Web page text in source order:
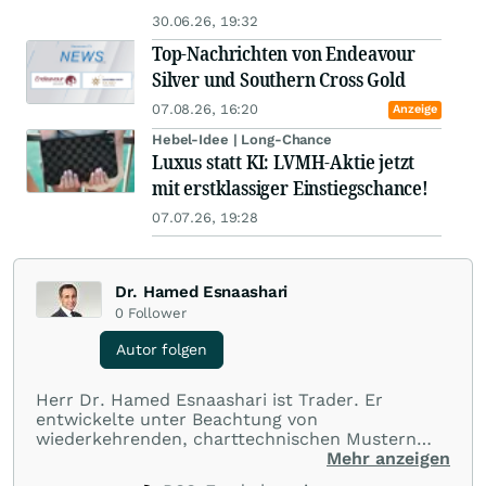
30.06.26, 19:32
Top-Nachrichten von Endeavour
Silver und Southern Cross Gold
07.08.26, 16:20 Anzeige
Hebel-Idee | Long-Chance
Luxus statt KI: LVMH-Aktie jetzt
mit erstklassiger Einstiegschance!
07.07.26, 19:28
Dr. Hamed Esnaashari
0 Follower
Autor folgen
Herr Dr. Hamed Esnaashari ist Trader. Er
entwickelte unter Beachtung von
wiederkehrenden, charttechnischen Mustern
unter Zuhilfenahme der technischen Analyse
Mehr anzeigen